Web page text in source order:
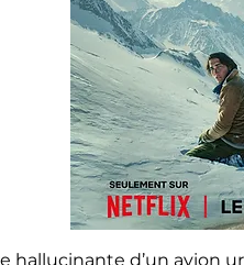
hallucinante d’un avion